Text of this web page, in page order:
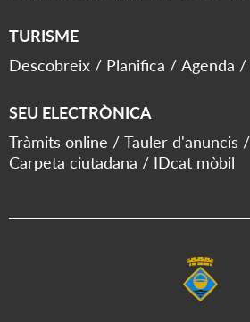
TURISME
Descobreix
Planifica Agenda
SEU ELECTRÒNICA
Tràmits online
Tauler d'anuncis
Carpeta ciutadana
IDcat mòbil